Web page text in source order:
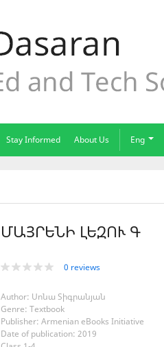
Stay Informed About Us Eng
ՄԱՅՐԵՆԻ ԼԵԶՈՒ Գ
0 reviews
Author: Սոնա Տիգրանյան
Genre: Textbook
Publisher: Armenian eBooks Initiative
Date of publication: 2019